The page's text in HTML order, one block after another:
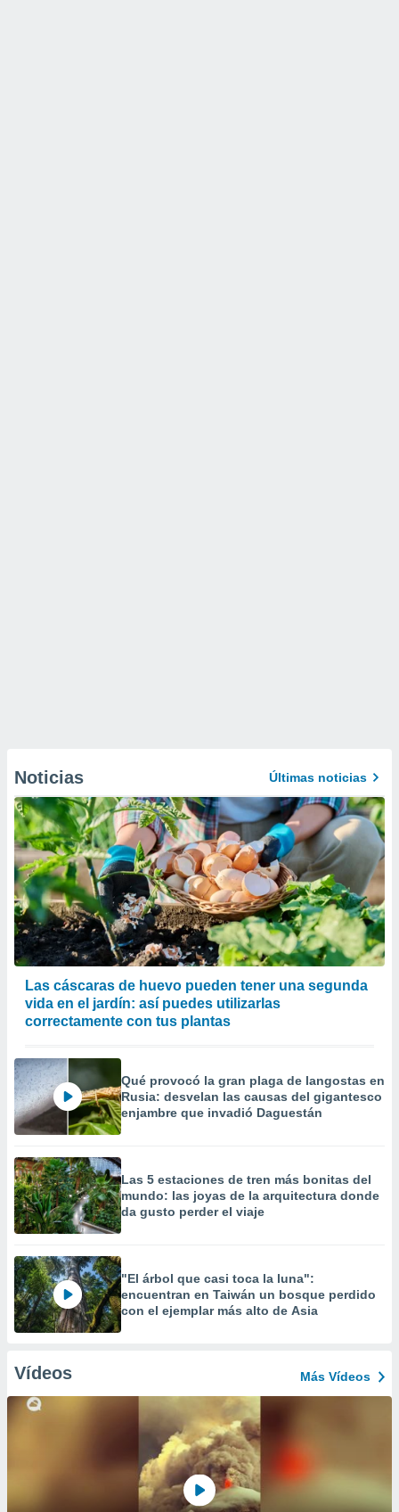
Noticias Últimas noticias
Las cáscaras de huevo pueden tener una segunda
vida en el jardín: así puedes utilizarlas
correctamente con tus plantas
Qué provocó la gran plaga de langostas en
Rusia: desvelan las causas del gigantesco
enjambre que invadió Daguestán
Las 5 estaciones de tren más bonitas del
mundo: las joyas de la arquitectura donde
da gusto perder el viaje
"El árbol que casi toca la luna":
encuentran en Taiwán un bosque perdido
con el ejemplar más alto de Asia
Vídeos Más Vídeos